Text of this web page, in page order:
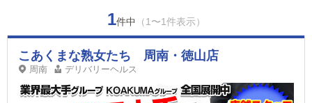
1件中 （1〜1件表示）
こあくまな熟女たち 周南・徳山店
周南 デリバリーヘルス